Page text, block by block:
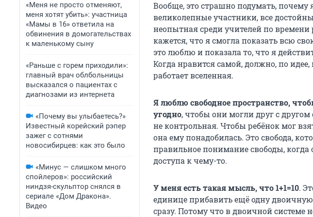
«Меня не просто отменяют,
меня хотят убить»: участница
«Мамы в 16» ответила на
обвинения в домогательствах
к маленькому сыну
«Раньше с горем приходили»:
главный врач облбольницы
высказался о пациентах с
диагнозами из интернета
«Почему вы улыбаетесь?»
Известный корейский рэпер
зажег с сотнями
новосибирцев: как это было
«Минус — слишком много
спойлеров»: российский
ниндзя-скульптор снялся в
сериале «Дом Дракона».
Видео
Вообще, это страшно подумать,
великолепные участники, все
неопытная среди учителей по
кажется, что я смогла показать всю
это люблю и показала то, что я
Когда нравится самой, должно, по
работает вселенная.
Я люблю свободное пространство,
угодно, чтобы они могли друг с другом
не контрольная. Чтобы ребёнок мог
она ему понадобилась. Это свобода,
правильное понимание свободы, когда
доступа к чему-то.
У меня есть такая мысль, что 1+1=10.
единице прибавить ещё одну
сразу. Потому что в двоичной системе